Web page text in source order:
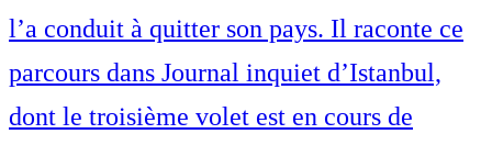
l’a conduit à quitter son pays. Il raconte ce
parcours dans Journal inquiet d’Istanbul,
dont le troisième volet est en cours de